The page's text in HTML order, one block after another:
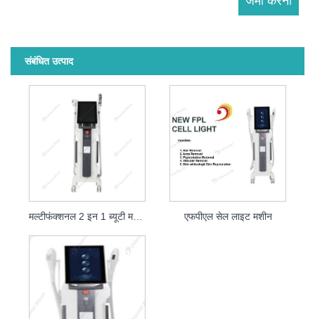
संबंधित उत्पाद
मल्टीफंक्शनल 2 इन 1 ब्यूटी मशीन एफपीएल सेल लाइट मशीन